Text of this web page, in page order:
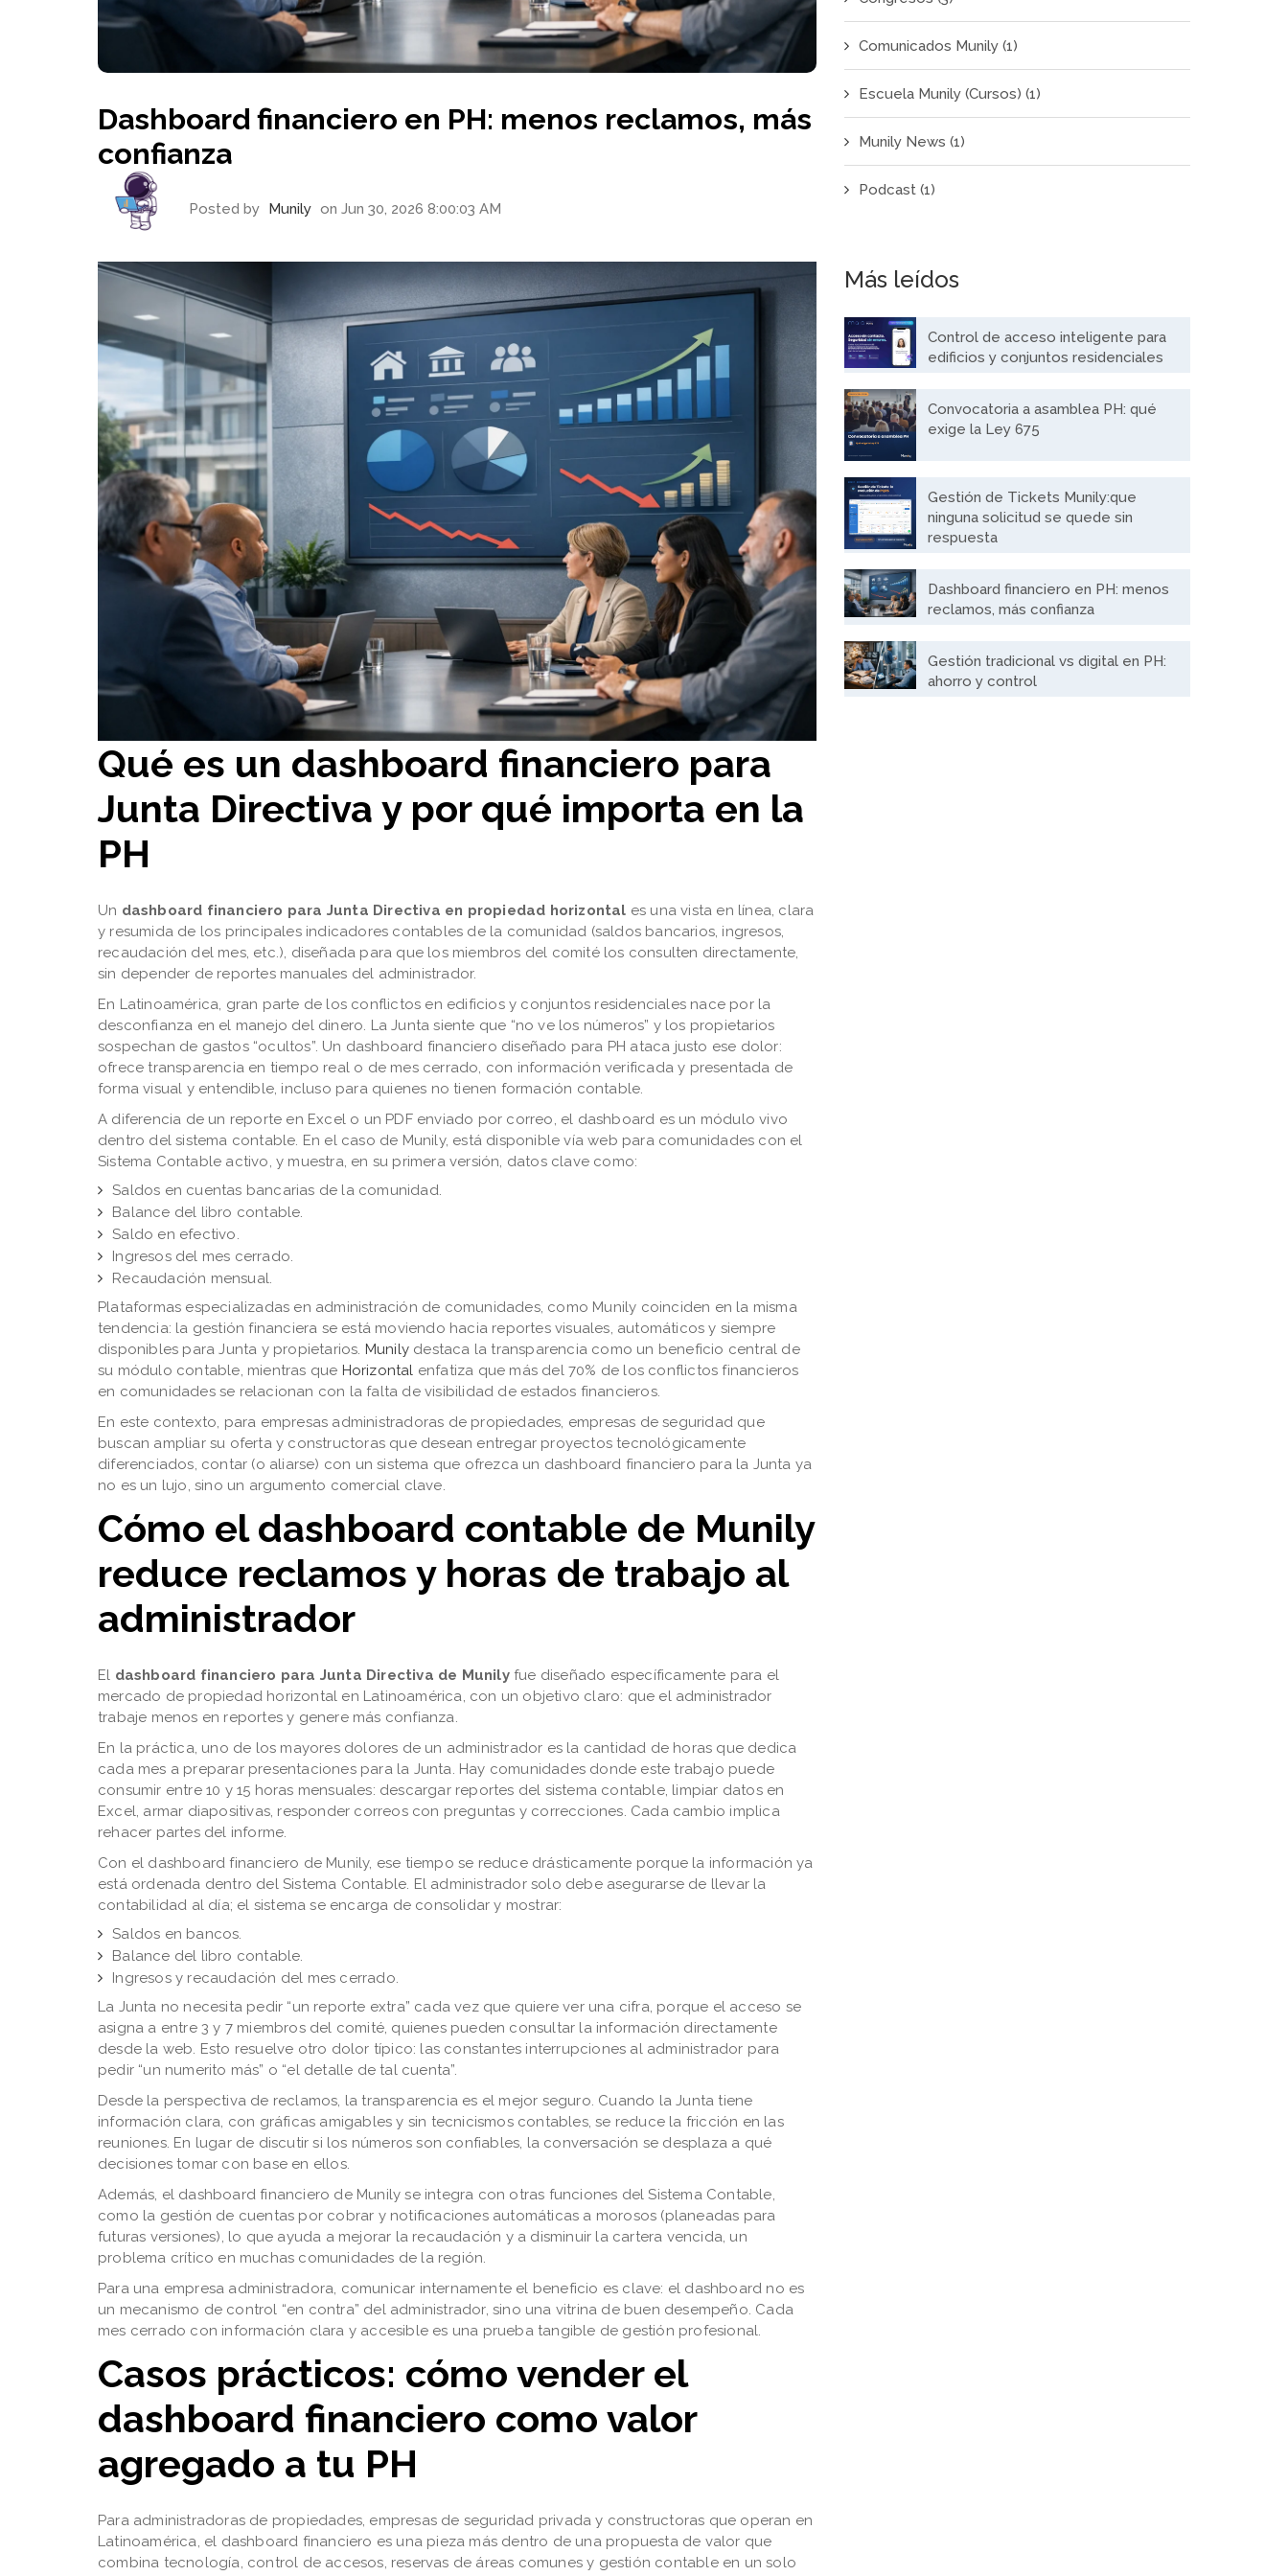
Dashboard financiero en PH: menos reclamos, más
confianza
Posted by Munily on Jun 30, 2026 8:00:03 AM
Qué es un dashboard financiero para
Junta Directiva y por qué importa en la
PH
Un dashboard financiero para Junta Directiva en propiedad horizontal es una vista en línea, clara
y resumida de los principales indicadores contables de la comunidad (saldos bancarios, ingresos,
recaudación del mes, etc.), diseñada para que los miembros del comité los consulten directamente,
sin depender de reportes manuales del administrador.
En Latinoamérica, gran parte de los conflictos en edificios y conjuntos residenciales nace por la
desconfianza en el manejo del dinero. La Junta siente que “no ve los números” y los propietarios
sospechan de gastos “ocultos”. Un dashboard financiero diseñado para PH ataca justo ese dolor:
ofrece transparencia en tiempo real o de mes cerrado, con información verificada y presentada de
forma visual y entendible, incluso para quienes no tienen formación contable.
A diferencia de un reporte en Excel o un PDF enviado por correo, el dashboard es un módulo vivo
dentro del sistema contable. En el caso de Munily, está disponible vía web para comunidades con el
Sistema Contable activo, y muestra, en su primera versión, datos clave como:
Saldos en cuentas bancarias de la comunidad.
Balance del libro contable.
Saldo en efectivo.
Ingresos del mes cerrado.
Recaudación mensual.
Plataformas especializadas en administración de comunidades, como Munily coinciden en la misma
tendencia: la gestión financiera se está moviendo hacia reportes visuales, automáticos y siempre
disponibles para Junta y propietarios. Munily destaca la transparencia como un beneficio central de
su módulo contable, mientras que Horizontal enfatiza que más del 70% de los conflictos financieros
en comunidades se relacionan con la falta de visibilidad de estados financieros.
En este contexto, para empresas administradoras de propiedades, empresas de seguridad que
buscan ampliar su oferta y constructoras que desean entregar proyectos tecnológicamente
diferenciados, contar (o aliarse) con un sistema que ofrezca un dashboard financiero para la Junta ya
no es un lujo, sino un argumento comercial clave.
Cómo el dashboard contable de Munily
reduce reclamos y horas de trabajo al
administrador
El dashboard financiero para Junta Directiva de Munilyfue diseñado específicamente para el
mercado de propiedad horizontal en Latinoamérica, con un objetivo claro: que el administrador
trabaje menos en reportes y genere más confianza.
En la práctica, uno de los mayores dolores de un administrador es la cantidad de horas que dedica
cada mes a preparar presentaciones para la Junta. Hay comunidades donde este trabajo puede
consumir entre 10 y 15 horas mensuales: descargar reportes del sistema contable, limpiar datos en
Excel, armar diapositivas, responder correos con preguntas y correcciones. Cada cambio implica
rehacer partes del informe.
Con el dashboard financiero de Munily, ese tiempo se reduce drásticamente porque la información ya
está ordenada dentro del Sistema Contable. El administrador solo debe asegurarse de llevar la
contabilidad al día; el sistema se encarga de consolidar y mostrar:
Saldos en bancos.
Balance del libro contable.
Ingresos y recaudación del mes cerrado.
La Junta no necesita pedir “un reporte extra” cada vez que quiere ver una cifra, porque el acceso se
asigna a entre 3 y 7 miembros del comité, quienes pueden consultar la información directamente
desde la web. Esto resuelve otro dolor típico: las constantes interrupciones al administrador para
pedir “un numerito más” o “el detalle de tal cuenta”.
Desde la perspectiva de reclamos, la transparencia es el mejor seguro. Cuando la Junta tiene
información clara, con gráficas amigables y sin tecnicismos contables, se reduce la fricción en las
reuniones. En lugar de discutir si los números son confiables, la conversación se desplaza a qué
decisiones tomar con base en ellos.
Además, el dashboard financiero de Munily se integra con otras funciones del Sistema Contable,
como la gestión de cuentas por cobrar y notificaciones automáticas a morosos (planeadas para
futuras versiones), lo que ayuda a mejorar la recaudación y a disminuir la cartera vencida, un
problema crítico en muchas comunidades de la región.
Para una empresa administradora, comunicar internamente el beneficio es clave: el dashboard no es
un mecanismo de control “en contra” del administrador, sino una vitrina de buen desempeño. Cada
mes cerrado con información clara y accesible es una prueba tangible de gestión profesional.
Casos prácticos: cómo vender el
dashboard financiero como valor
agregado a tu PH
Para administradoras de propiedades, empresas de seguridad privada y constructoras que operan en
Latinoamérica, el dashboard financiero es una pieza más dentro de una propuesta de valor que
combina tecnología, control de accesos, reservas de áreas comunes y gestión contable en un solo
Comunicados Munily(1)
Escuela Munily (Cursos)(1)
Munily News(1)
Podcast(1)
Más leídos
Control de acceso inteligente para
edificios y conjuntos residenciales
Convocatoria a asamblea PH: qué
exige la Ley 675
Gestión de Tickets Munily:que
ninguna solicitud se quede sin
respuesta
Dashboard financiero en PH: menos
reclamos, más confianza
Gestión tradicional vs digital en PH:
ahorro y control